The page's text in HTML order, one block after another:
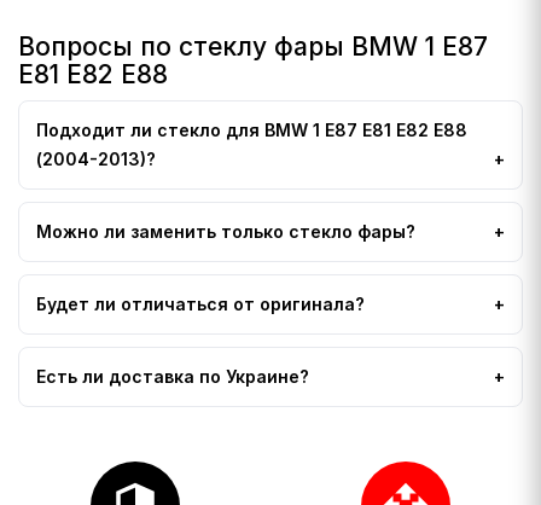
Вопросы по стеклу фары BMW 1 E87
E81 E82 E88
Подходит ли стекло для BMW 1 E87 E81 E82 E88
(2004-2013)?
Можно ли заменить только стекло фары?
Будет ли отличаться от оригинала?
Есть ли доставка по Украине?